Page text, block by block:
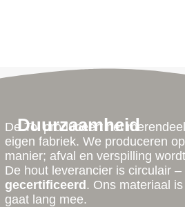
Duurzaamheid
De Tol produceert het
eigen fabriek. We produceren
manier; afval en verspilling
De hout leverancier is circulair –
gecertificeerd . Ons materiaal
gaat lang mee.